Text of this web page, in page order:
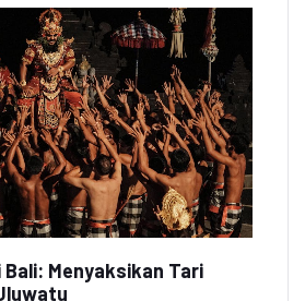
Menyaksikan Tari